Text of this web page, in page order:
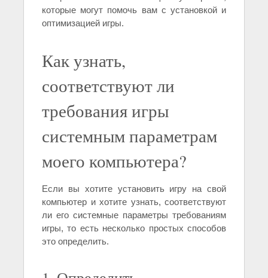
которые могут помочь вам с установкой и
оптимизацией игры.
Как узнать,
соответствуют ли
требования игры
системным параметрам
моего компьютера?
Если вы хотите установить игру на свой
компьютер и хотите узнать, соответствуют
ли его системные параметры требованиям
игры, то есть несколько простых способов
это определить.